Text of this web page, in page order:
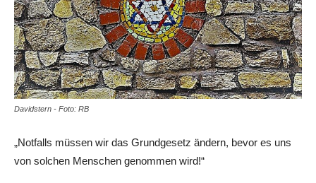
Davidstern - Foto: RB
„Notfalls müssen wir das Grundgesetz ändern, bevor es uns
von solchen Menschen genommen wird!“